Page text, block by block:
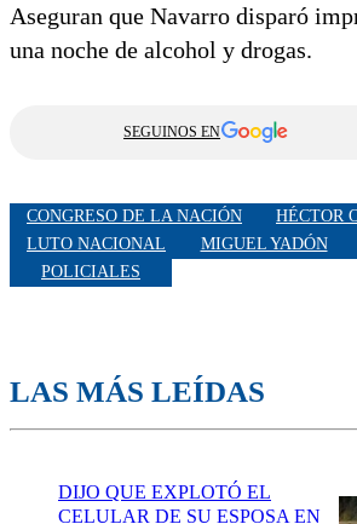
Aseguran que Navarro disparó
una noche de alcohol y drogas.
SEGUINOS EN
CONGRESO DE LA NACIÓN
HÉCTOR
LUTO NACIONAL
MIGUEL YADÓN
POLICIALES
LAS MÁS LEÍDAS
DIJO QUE EXPLOTÓ EL
CELULAR DE SU ESPOSA EN